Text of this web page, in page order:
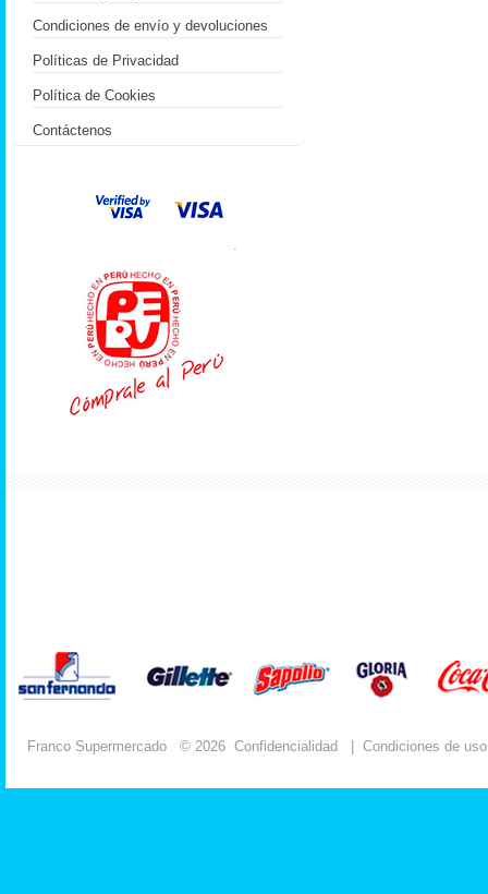
Condiciones de envío y devoluciones
Políticas de Privacidad
Política de Cookies
Contáctenos
.
Franco Supermercado © 2026 Confidencialidad Condiciones de uso